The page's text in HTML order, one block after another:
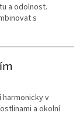
a odolnost.
s
v
a okolní